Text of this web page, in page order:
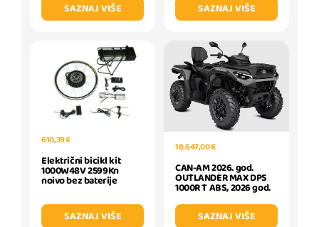
SAZNAJ VIŠE
SAZNAJ VIŠE
610,39 €
Električni bicikl kit
1000W48V 2599Kn
noivo bez baterije
SAZNAJ VIŠE
18.647,00 €
CAN-AM 2026. god.
OUTLANDER MAX DPS
1000R T ABS, 2026 god.
SAZNAJ VIŠE